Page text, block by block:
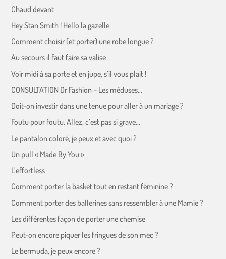
Chaud devant
Hey Stan Smith ! Hello la gazelle
Comment choisir (et porter) une robe longue ?
Au secours il faut faire sa valise
Voir midi à sa porte et en jupe, s’il vous plait !
CONSULTATION Dr Fashion – Les méduses…
Doit-on investir dans une tenue pour aller à un mariage ?
Foutu pour foutu. Allez, c’est pas si grave…
Le pantalon coloré, je peux et avec quoi ?
Un pull « Made By You »
L’effortless
Comment porter la basket tout en restant féminine ?
Comment porter des ballerines sans ressembler à une Mamie ?
Les différentes façon de porter une chemise
Peut-on encore piquer les fringues de son mec ?
Le bermuda, je peux encore ?